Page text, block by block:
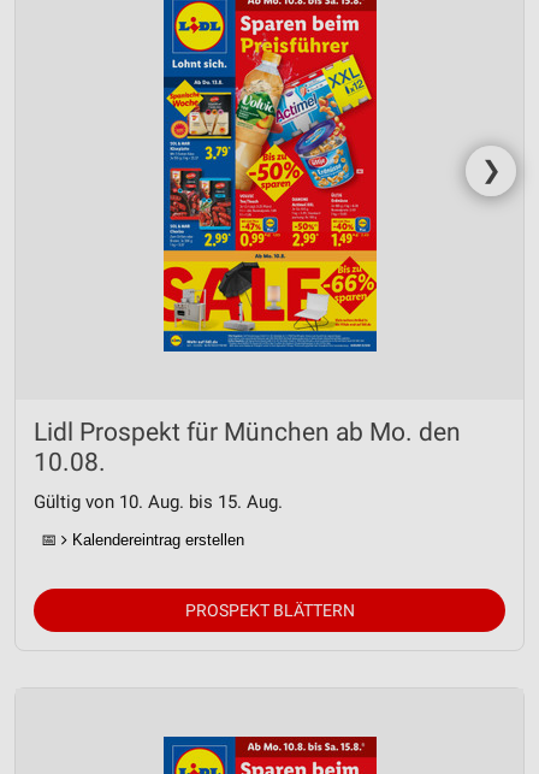
❯
Lidl Prospekt für München ab Mo. den
10.08.
Gültig von 10. Aug. bis 15. Aug.
📅 Kalendereintrag erstellen
PROSPEKT BLÄTTERN